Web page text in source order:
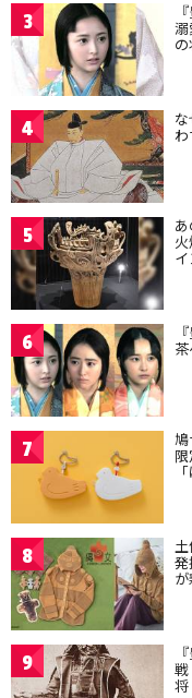
3
4 わ
5
6
7 鳩
8
9